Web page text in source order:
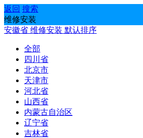
返回 搜索
维修安装
安徽省 维修安装 默认排序
全部
四川省
北京市
天津市
河北省
山西省
内蒙古自治区
辽宁省
吉林省